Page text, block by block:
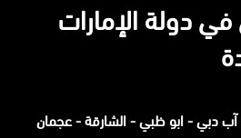
دولة الإمارات
دبي - ابو ظبي - الشارقة - عجمان